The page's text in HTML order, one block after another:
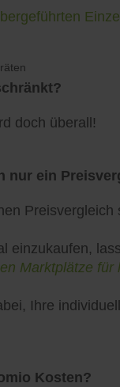
doch überall!
nur ein
einzukaufen,
Marktplätze
Ihre
Kosten?